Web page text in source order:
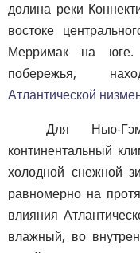
долина реки
востоке
Мерримак на юге.
побережья,
Атлантической
Для Нью-
континентальный
холодной снежной
равномерно на
влияния
влажный, во